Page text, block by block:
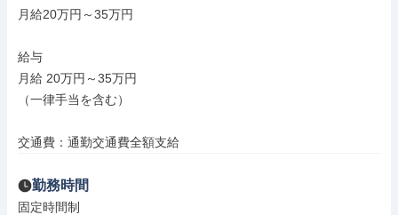
月給20万円～35万円
給与
月給 20万円～35万円
（一律手当を含む）
交通費：通勤交通費全額支給
勤務時間
固定時間制